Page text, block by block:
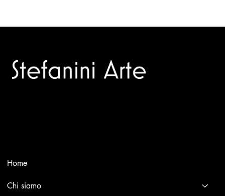
Home
Chi siamo